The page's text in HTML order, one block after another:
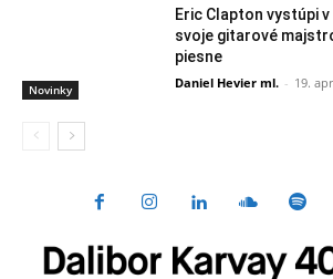
Novinky
Eric Clapton vystúpi
svoje gitarové
piesne
Daniel Hevier ml. - 19.